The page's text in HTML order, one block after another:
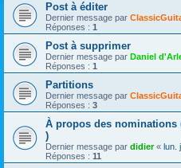
Post à éditer
Dernier message par
Réponses : 1
Post à supprimer
Dernier message par Daniel
Réponses : 1
Partitions
Dernier message par
Réponses : 3
À propos des nominations
)
Dernier message par didier« lun.
Réponses : 11